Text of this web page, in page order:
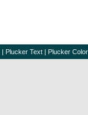
| Plucker Text | Plucker Color